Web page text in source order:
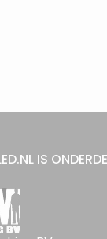
IS